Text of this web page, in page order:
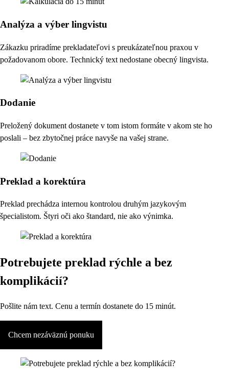
Analýza a výber lingvistu
Zákazku priradíme prekladateľovi s preukázateľnou praxou v
požadovanom obore. Technický text nedostane obecný lingvista.
Dodanie
Preložený dokument dostanete v tom istom formáte v akom ste ho
poslali – bez zbytočnej práce navyše na vašej strane.
Preklad a korektúra
Preklad prechádza internou kontrolou druhým jazykovým
špecialistom. Štyri oči ako štandard, nie ako výnimka.
Potrebujete preklad rýchle a bez
komplikácií?
Pošlite nám text. Cenu a termín dostanete do 15 minút.
Chcem nezáväznú ponuku